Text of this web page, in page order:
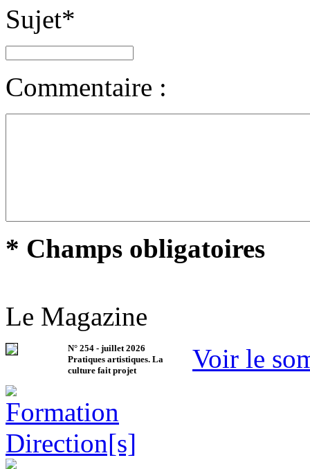
Sujet*
Commentaire :
* Champs obligatoires
Le Magazine
N° 254 - juillet 2026
Pratiques artistiques. La
culture fait projet
Voir le